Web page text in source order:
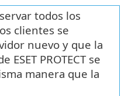
todos los
clientes se
nuevo y que la
PROTECT se
manera que la